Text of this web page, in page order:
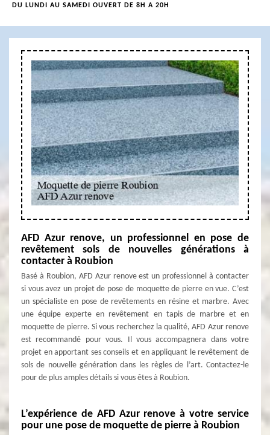
DU LUNDI AU SAMEDI OUVERT DE 8H A 20H
AFD Azur renove, un professionnel en pose de
revêtement sols de nouvelles générations à
contacter à Roubion
Basé à Roubion, AFD Azur renove est un professionnel à contacter
si vous avez un projet de pose de moquette de pierre en vue. C’est
un spécialiste en pose de revêtements en résine et marbre. Avec
une équipe experte en revêtement en tapis de marbre et en
moquette de pierre. Si vous recherchez la qualité, AFD Azur renove
est recommandé pour vous. Il vous accompagnera dans votre
projet en apportant ses conseils et en appliquant le revêtement de
sols de nouvelle génération dans les règles de l’art. Contactez-le
pour de plus amples détails si vous êtes à Roubion.
L’expérience de AFD Azur renove à votre service
pour une pose de moquette de pierre à Roubion